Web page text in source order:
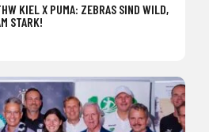
KIEL X PUMA: ZEBRAS SIND WILD,
STARK!